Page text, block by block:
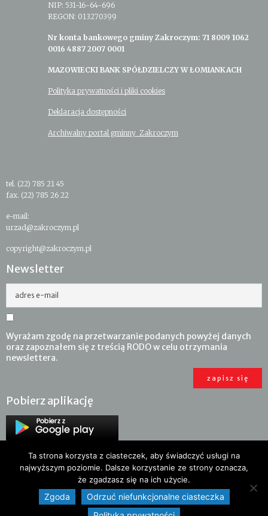
NIP: 531-16-64-696
REGON: 013270399
Nr konta bankowego gminy Zakroczym: 71 8009 1062
0016 4887 2007 0001
MAZOWIECKI BANK SPÓŁDZIELCZY W ŁOMIANKACH
Polityka prywatności i pliki cookies
Deklaracja dostępności
Archiwalny portal gminny Zakroczym
tel. (22) 785 21 45
fax. (22) 785 26 22
e-mail:
urzad@zakroczym.pl
copyright@zakroczym.pl
Newsletter
adres e-mail
Wyrażam zgodę na przetwarzanie podanych powyżej danych
oraz zapoznałem się z treścią RODO w celu otrzymania
newslettera.
Pobierz aplikację
Ta strona korzysta z ciasteczek, aby świadczyć usługi na
najwyższym poziomie. Dalsze korzystanie ze strony oznacza,
że zgadzasz się na ich użycie.
Zgoda
Odrzuć niefunkcjonalne ciasteczka